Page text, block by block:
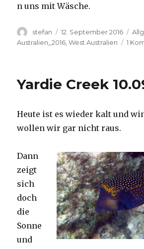
n uns mit Wäsche.
Autor
stefan
Veröffentlicht
am
12. September 2016
Australien_2016 ,West Australien 1
Yardie Creek
Heute ist es wieder kalt und
wollen wir gar nicht raus.
Dann
zeigt
sich
doch
die
Sonne
und